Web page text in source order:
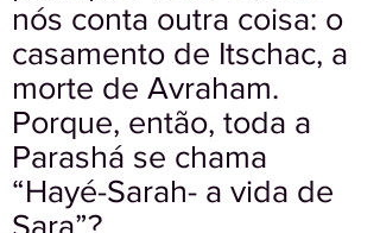
nós conta outra coisa: o
casamento de Itschac, a
morte de Avraham.
Porque, então, toda a
Parashá se chama
“Hayé-Sarah- a vida de
Sara”?